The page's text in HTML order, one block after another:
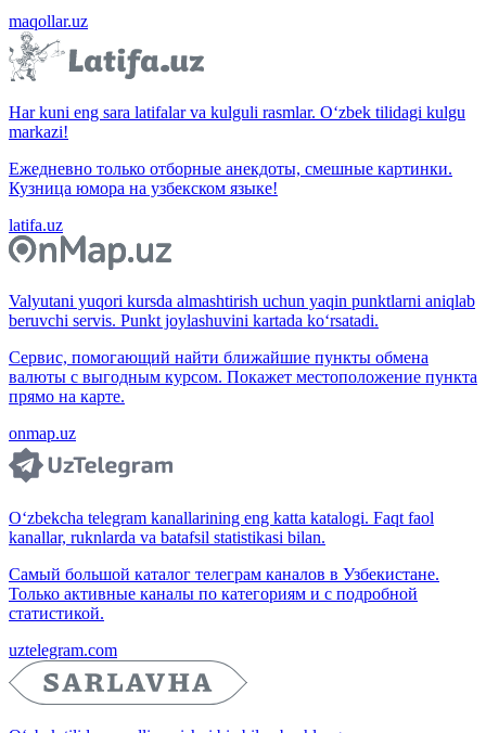
maqollar.uz
Har kuni eng sara latifalar va kulguli rasmlar. O‘zbek tilidagi kulgu
markazi!
Ежедневно только отборные анекдоты, смешные картинки.
Кузница юмора на узбекском языке!
latifa.uz
Valyutani yuqori kursda almashtirish uchun yaqin punktlarni aniqlab
beruvchi servis. Punkt joylashuvini kartada ko‘rsatadi.
Сервис, помогающий найти ближайшие пункты обмена
валюты с выгодным курсом. Покажет местоположение пункта
прямо на карте.
onmap.uz
O‘zbekcha telegram kanallarining eng katta katalogi. Faqt faol
kanallar, ruknlarda va batafsil statistikasi bilan.
Самый большой каталог телеграм каналов в Узбекистане.
Только активные каналы по категориям и с подробной
статистикой.
uztelegram.com